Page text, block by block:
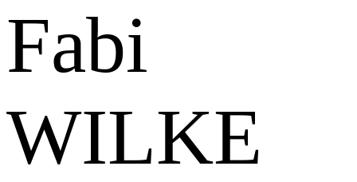
Fabi
WILKE